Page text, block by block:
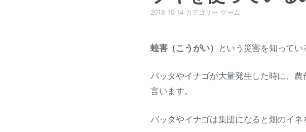
2018-10-14 カテゴリー ゲーム
蝗害（こうがい） という災害を知ってい
バッタやイナゴが大量発生した時に、
言います。
バッタやイナゴは集団になると畑のイネ